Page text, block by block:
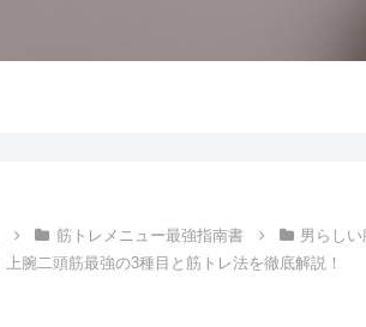
筋トレメニュー最強指南書 男らし
上腕二頭筋最強の3種目と筋トレ法を徹底解説！